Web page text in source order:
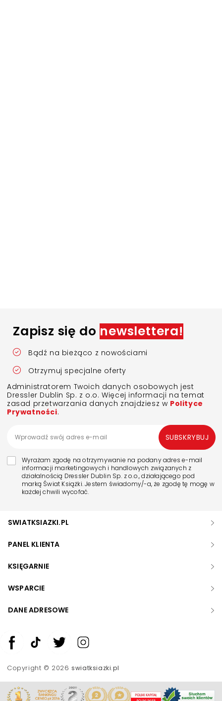
Zapisz się do newslettera!
Bądź na bieżąco z nowościami
Otrzymuj specjalne oferty
Administratorem Twoich danych osobowych jest
Dressler Dublin Sp. z o.o. Więcej informacji na temat
zasad przetwarzania danych znajdziesz w Polityce
Prywatności.
Wyrażam zgodę na otrzymywanie na podany adres e-mail
informacji marketingowych i handlowych związanych z
działalnością Dressler Dublin Sp. z o.o., działającego pod
marką Świat Książki. Jestem świadomy/-a, że zgodę tę mogę w
każdej chwili wycofać.
SUBSKRYBUJ
SWIATKSIAZKI.PL
PANEL KLIENTA
KSIĘGARNIE
WSPARCIE
DANE ADRESOWE
Copyright © 2026swiatksiazki.pl
Zwiększ rozmiar czcionki
Skala szarości